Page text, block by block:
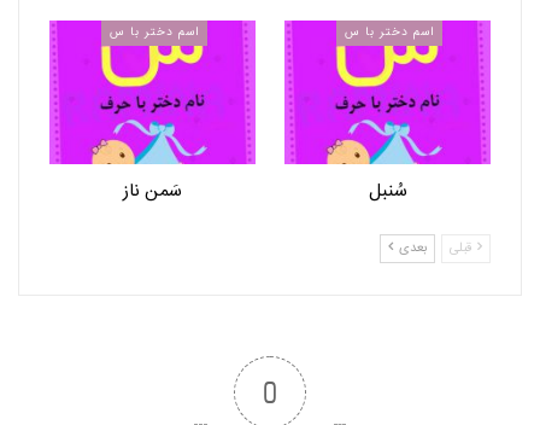
اسم دختر با س
سُنبل
اسم دختر با س
سَمن ناز
قبلی بعدی
0